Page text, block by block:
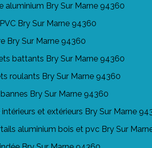
aluminium Bry Sur Marne 94360
Bry Sur Marne 94360
Bry Sur Marne 94360
battants Bry Sur Marne 94360
roulants Bry Sur Marne 94360
Bry Sur Marne 94360
et extérieurs Bry Sur Marne
aluminium bois et pvc Bry Sur